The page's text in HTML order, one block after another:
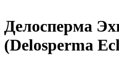
Делосперма
(Delosperma